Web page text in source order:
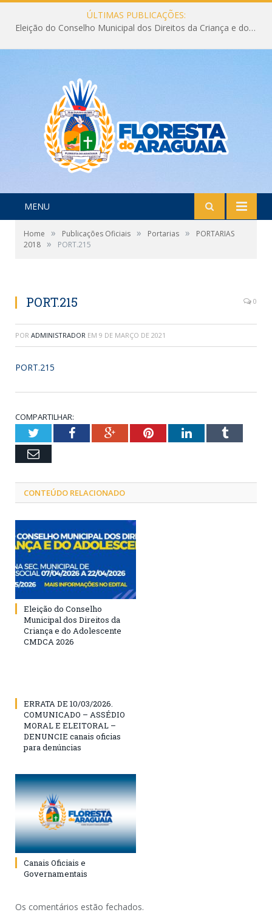
ÚLTIMAS PUBLICAÇÕES:
Eleição do Conselho Municipal dos Direitos da Criança e do Adolescente CMDCA 2026
MENU
Home » Publicações Oficiais » Portarias »
PORTARIAS
2018 » PORT.215
PORT.215 0
POR ADMINISTRADOR EM 9 DE MARÇO DE 2021
PORT.215
COMPARTILHAR:
TwitterFacebookGoogle+PinterestLinkedInTumblr
Email
CONTEÚDO RELACIONADO
Eleição do Conselho
Municipal dos Direitos da
Criança e do Adolescente
CMDCA 2026
ERRATA DE 10/03/2026.
COMUNICADO – ASSÉDIO
MORAL E ELEITORAL –
DENUNCIE canais oficias
para denúncias
Canais Oficiais e
Governamentais
Os comentários estão fechados.